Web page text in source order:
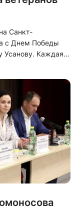
Санкт-
с Днем Победы
Усанову. Каждая